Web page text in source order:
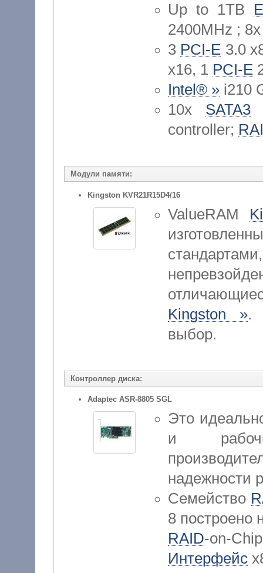
Up to 1TB
2400MHz ;
3 PCI-E3.0
x16, 1 PCI-E
Intel® »i210
10x SATA3
controller;
Модули памяти:
Kingston KVR21R15D4/16
ValueRAM
Kingston ».
выбор.
Контроллер диска:
Adaptec ASR-8805 SGL
Это
и
надежности
Семейство
8 построено
RAID-on-
Интерфейс